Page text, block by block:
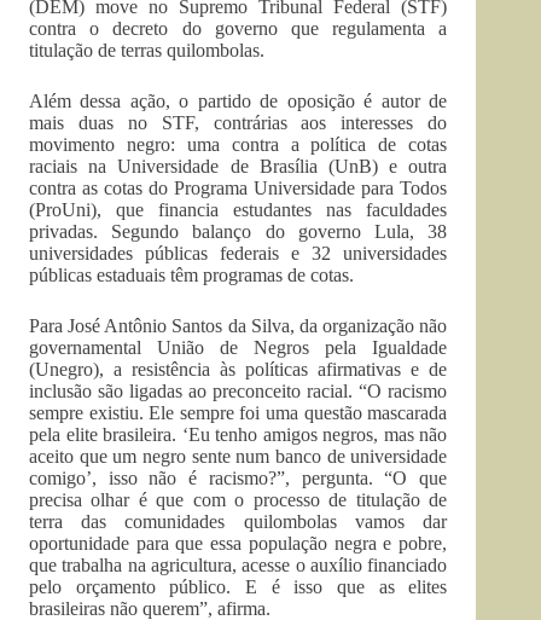
(DEM) move no Supremo Tribunal Federal (STF)
contra o decreto do governo que regulamenta a
titulação de terras quilombolas.
Além dessa ação, o partido de oposição é autor de
mais duas no STF, contrárias aos interesses do
movimento negro: uma contra a política de cotas
raciais na Universidade de Brasília (UnB) e outra
contra as cotas do Programa Universidade para Todos
(ProUni), que financia estudantes nas faculdades
privadas. Segundo balanço do governo Lula, 38
universidades públicas federais e 32 universidades
públicas estaduais têm programas de cotas.
Para José Antônio Santos da Silva, da organização não
governamental União de Negros pela Igualdade
(Unegro), a resistência às políticas afirmativas e de
inclusão são ligadas ao preconceito racial. “O racismo
sempre existiu. Ele sempre foi uma questão mascarada
pela elite brasileira. ‘Eu tenho amigos negros, mas não
aceito que um negro sente num banco de universidade
comigo’, isso não é racismo?”, pergunta. “O que
precisa olhar é que com o processo de titulação de
terra das comunidades quilombolas vamos dar
oportunidade para que essa população negra e pobre,
que trabalha na agricultura, acesse o auxílio financiado
pelo orçamento público. E é isso que as elites
brasileiras não querem”, afirma.